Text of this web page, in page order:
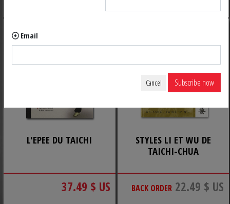
L'EPEE DU TAICHI
37.49 $ US
STYLES LI ET WU DE
TAICHI-CHUA
BACK ORDER 22.49 $ US
Email
Cancel Subscribe now